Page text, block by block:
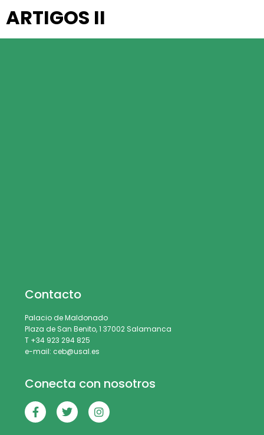
ARTIGOS II
Contacto
Palacio de Maldonado
Plaza de San Benito, 1 37002 Salamanca
T +34 923 294 825
e-mail: ceb@usal.es
Conecta con nosotros